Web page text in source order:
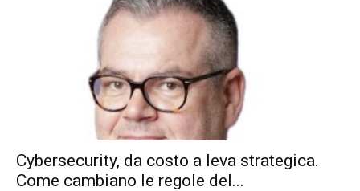
Cybersecurity, da costo a leva strategica.
Come cambiano le regole del...